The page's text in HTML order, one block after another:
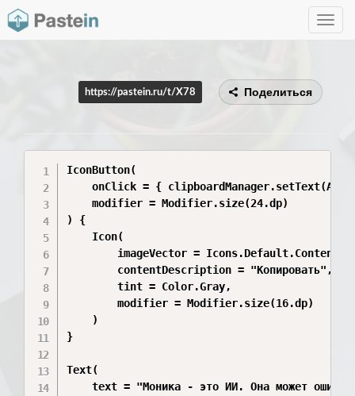
Toggle
https://pastein.ru/t/X78 Поделиться
IconButton(
onClick = {
    modifier = Modifier.size(24.dp)
) {
    Icon(
imageVector =
        contentDescription = "Копировать",
        tint = Color.Gray,
        modifier = Modifier.size(16.dp)
    )
}
Text(
text = "Моника - это ИИ. Она может